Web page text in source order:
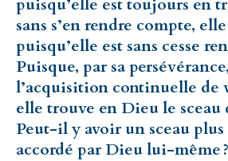
sans s’en rendre compte,
puisqu’elle est sans cesse
Puisque, par sa
l’acquisition continuelle de
elle trouve en Dieu le
Peut-il y avoir un sceau
accordé par Dieu lui-même